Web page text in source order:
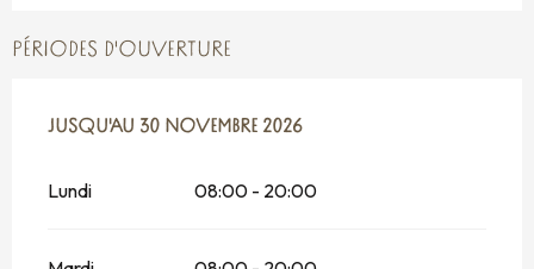
PÉRIODES D'OUVERTURE
DU1 AVRIL 2026AU30 NOVEMBRE 2026
JUSQU'AU 30 NOVEMBRE 2026
Lundi 08:00 - 20:00